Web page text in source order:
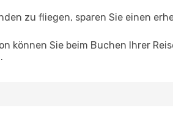
zu fliegen, sparen Sie einen
können Sie beim Buchen Ihrer